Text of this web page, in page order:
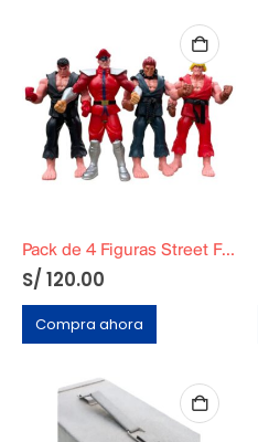
Pack de 4 Figuras Street Fighter
S/ 120.00
Compra ahora